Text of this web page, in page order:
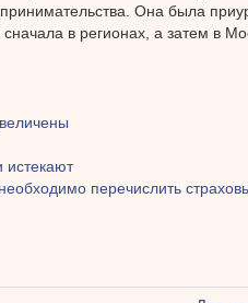
Она была
в регионах, а затем в
перечислить